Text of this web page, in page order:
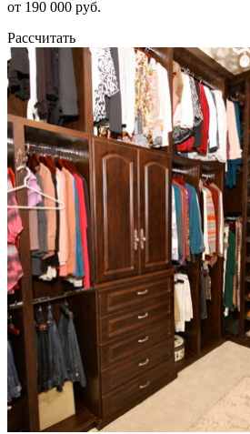
от 190 000 руб.
Рассчитать